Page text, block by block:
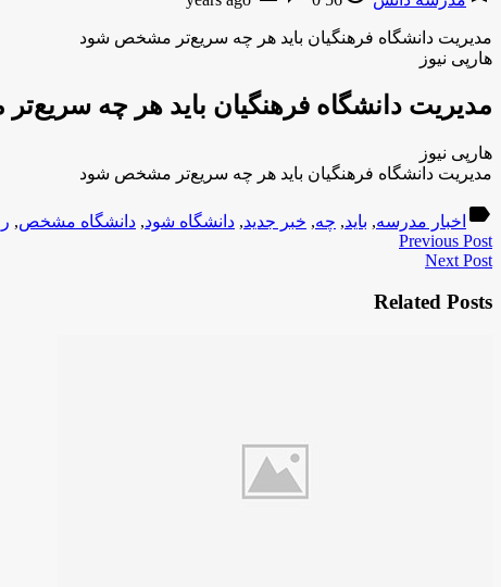
مدیریت دانشگاه فرهنگیان باید هر چه سریع‌تر مشخص شود
هارپی نیوز
مدیریت دانشگاه فرهنگیان باید هر چه
هارپی نیوز
مدیریت دانشگاه فرهنگیان باید هر چه سریع‌تر مشخص شود
label اخبار مدرسه, باید, چه, خبر جدید, دانشگاه شود, دانشگاه مشخص,
Previous Post
Next Post
Related Posts